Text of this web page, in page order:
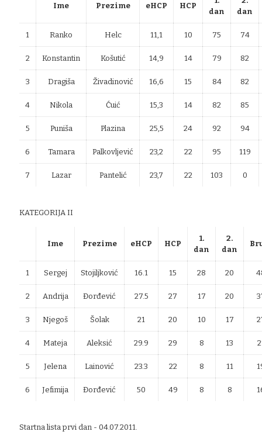
Ime Prezime eHCP HCP
dan
dan
1 Ranko Helc 11,1 10 75 74
2 Konstantin Košutić 14,9 14 79 82
3 Dragiša Živadinović 16,6 15 84 82
4 Nikola Ćuić 15,3 14 82 85
5 Puniša Plazina 25,5 24 92 94
6 Tamara Palkovljević 23,2 22 95 119
7 Lazar Pantelić 23,7 22 103 0
KATEGORIJA II
Ime Prezime eHCP HCP
1.
dan
2.
dan
1 Sergej Stojiljković 16.1 15 28 20
2 Andrija Đorđević 27.5 27 17 20
3 Njegoš Šolak 21 20 10 17
4 Mateja Aleksić 29.9 29 8 13
5 Jelena Lainović 23.3 22 8 11
6 Jefimija Đorđević 50 49 8 8
Startna lista prvi dan - 04.07.2011.